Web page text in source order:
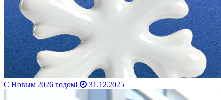
С Новым 2026 годом! 31.12.2025